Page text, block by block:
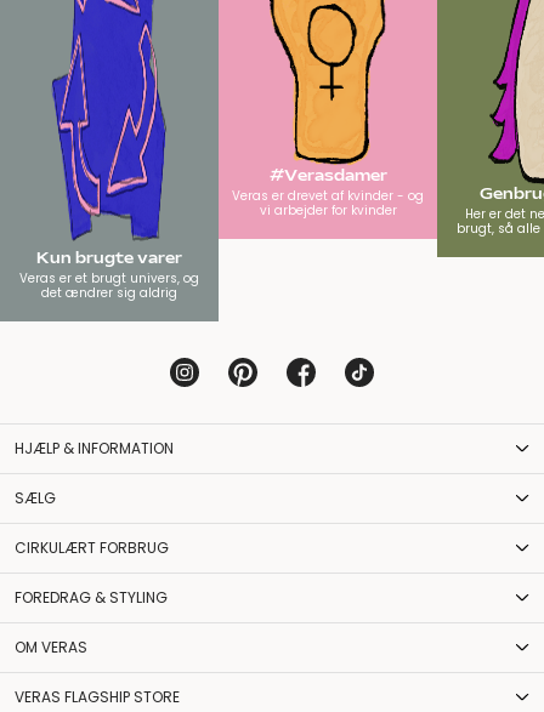
Kun brugte varer
Veras er et brugt univers, og
det ændrer sig aldrig
#Verasdamer
Veras er drevet af kvinder - og
vi arbejder for kvinder
Her er det
brugt, så
HJÆLP & INFORMATION
SÆLG
CIRKULÆRT FORBRUG
FOREDRAG & STYLING
OM VERAS
VERAS FLAGSHIP STORE